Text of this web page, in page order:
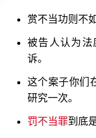
赏不当功则不
被告人认为法
诉。
这个案子你们
研究一次。
罚不当罪到底